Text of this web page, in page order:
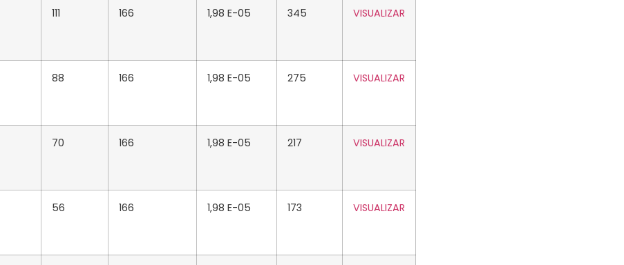
111 166 1,98 E-05 345 VISUALIZAR
88 166 1,98 E-05 275 VISUALIZAR
70 166 1,98 E-05 217 VISUALIZAR
56 166 1,98 E-05 173 VISUALIZAR